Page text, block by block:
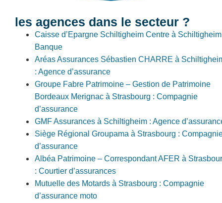
les agences dans le secteur ?
Caisse d’Epargne Schiltigheim Centre à
Banque
Aréas Assurances Sébastien CHARRE à
: Agence d’assurance
Groupe Fabre Patrimoine – Gestion de Patrimoine
Bordeaux Merignac à Strasbourg : Compagnie
d’assurance
GMF Assurances à Schiltigheim : Agence
Siège Régional Groupama à Strasbourg :
d’assurance
Albéa Patrimoine – Correspondant AFER à
: Courtier d’assurances
Mutuelle des Motards à Strasbourg : Compagnie
d’assurance moto